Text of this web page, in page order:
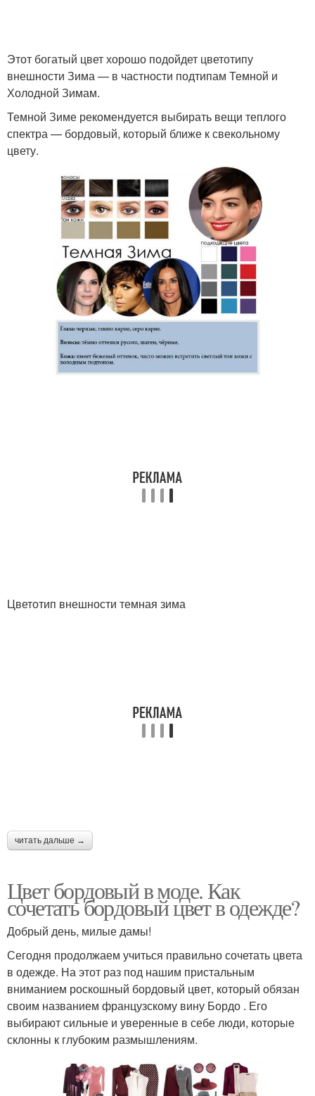
Этот богатый цвет хорошо подойдет цветотипу
внешности Зима — в частности подтипам Темной и
Холодной Зимам.
Темной Зиме рекомендуется выбирать вещи теплого
спектра — бордовый, который ближе к свекольному
цвету.
Цветотип внешности темная зима
читать дальше →
Цвет бордовый в моде. Как
сочетать бордовый цвет в одежде?
Добрый день, милые дамы!
Сегодня продолжаем учиться правильно сочетать цвета
в одежде. На этот раз под нашим пристальным
вниманием роскошный бордовый цвет, который обязан
своим названием французскому вину Бордо . Его
выбирают сильные и уверенные в себе люди, которые
склонны к глубоким размышлениям.